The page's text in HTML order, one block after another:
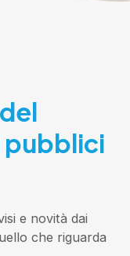
pubblici
e novità dai
che riguarda